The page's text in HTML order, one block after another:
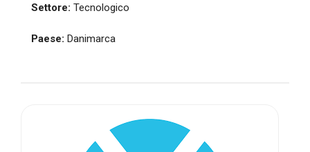
Settore: Tecnologico
Paese: Danimarca